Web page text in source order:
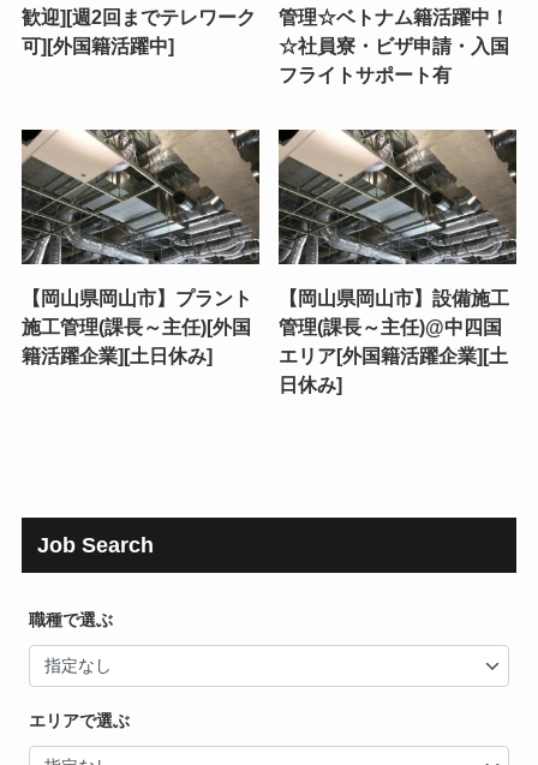
歓迎][週2回までテレワーク
可][外国籍活躍中]
管理☆ベトナム籍活躍中！
☆社員寮・ビザ申請・入国
フライトサポート有
【岡山県岡山市】プラント
施工管理(課長～主任)[外国
籍活躍企業][土日休み]
【岡山県岡山市】設備施工
管理(課長～主任)@中四国
エリア[外国籍活躍企業][土
日休み]
Job Search
職種で選ぶ
エリアで選ぶ